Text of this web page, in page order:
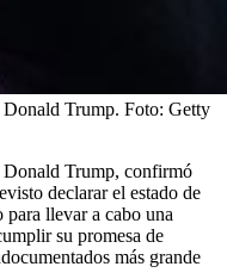
Donald Trump. Foto: Getty
Donald Trump, confirmó
declarar el estado de
llevar a cabo una
su promesa de
más grande